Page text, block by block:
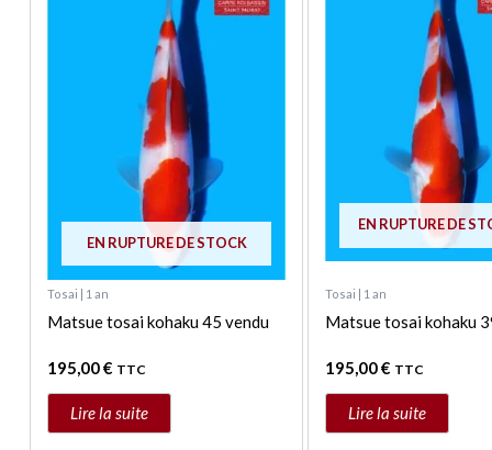
EN RUPTURE DE STOCK
Tosai | 1 an
Matsue tosai kohaku 45 vendu
195,00€ TTC
Lire la suite
EN RUPTURE DE
Tosai | 1 an
Matsue tosai kohaku
195,00€ TTC
Lire la suite